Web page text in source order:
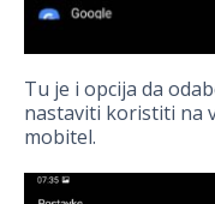
Tu je i opcija da
nastaviti koristiti na
mobitel.